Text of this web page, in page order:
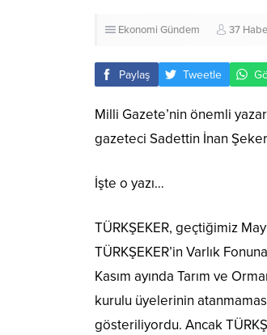
Ekonomi Gündem 37
Paylaş Tweetle
Milli Gazete’nin önemli
gazeteci Sadettin İnan
İşte o yazı…
TÜRKŞEKER, geçtiğimiz
TÜRKŞEKER’in Varlık
Kasım ayında Tarım ve
kurulu üyelerinin
gösteriliyordu. Ancak